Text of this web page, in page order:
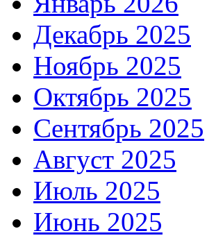
Декабрь 2025
Ноябрь 2025
Октябрь 2025
Сентябрь 2025
Август 2025
Июль 2025
Июнь 2025